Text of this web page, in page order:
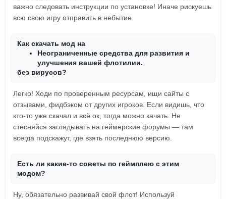
важно следовать инструкции по установке! Иначе рискуешь
всю свою игру отправить в небытие.
Как скачать мод на
Неограниченные средства для развития и
улучшения вашей флотилии.
без вирусов?
Легко! Ходи по проверенным ресурсам, ищи сайты с
отзывами, фидбэком от других игроков. Если видишь, что
кто-то уже скачал и всё ок, тогда можно качать. Не
стесняйся заглядывать на геймерские форумы — там
всегда подскажут, где взять последнюю версию.
Есть ли какие-то советы по геймплею с этим
модом?
Ну, обязательно развивай свой флот! Используй